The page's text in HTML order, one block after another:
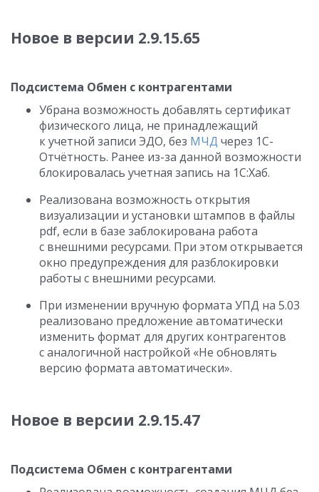
Новое в версии 2.9.15.65
Подсистема Обмен с контрагентами
Убрана возможность добавлять сертификат
физического лица, не принадлежащий
к учетной записи ЭДО, без МЧД через 1С-
Отчётность. Ранее из-за данной возможности
блокировалась учетная запись на 1С:Хаб.
Реализована возможность открытия
визуализации и установки штампов в файлы
pdf, если в базе заблокирована работа
с внешними ресурсами. При этом открывается
окно предупреждения для разблокировки
работы с внешними ресурсами.
При изменении вручную формата УПД на 5.03
реализовано предложение автоматически
изменить формат для других контрагентов
с аналогичной настройкой «Не обновлять
версию формата автоматически».
Новое в версии 2.9.15.47
Подсистема Обмен с контрагентами